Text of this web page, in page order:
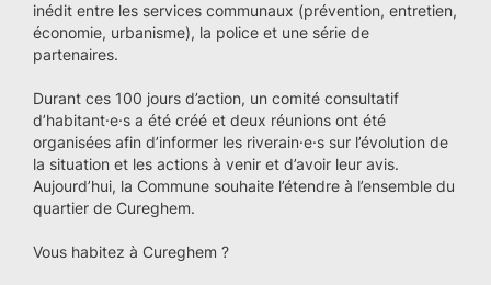
inédit entre les services communaux (prévention, entretien,
économie, urbanisme), la police et une série de
partenaires.
Durant ces 100 jours d’action, un comité consultatif
d’habitant·e·s a été créé et deux réunions ont été
organisées afin d’informer les riverain·e·s sur l’évolution de
la situation et les actions à venir et d’avoir leur avis.
Aujourd’hui, la Commune souhaite l’étendre à l’ensemble du
quartier de Cureghem.
Vous habitez à Cureghem ?